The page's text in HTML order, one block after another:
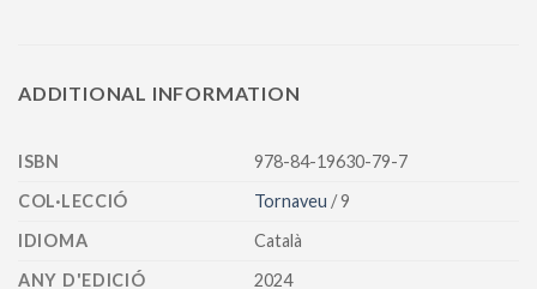
ADDITIONAL INFORMATION
ISBN
978-84-19630-79-7
COL·LECCIÓ
Tornaveu / 9
IDIOMA
Català
ANY D'EDICIÓ
2024